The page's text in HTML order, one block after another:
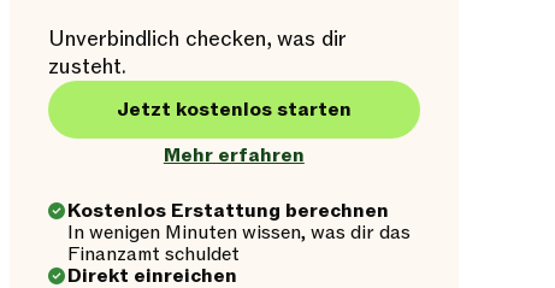
Unverbindlich checken, was dir
zusteht.
Jetzt kostenlos starten
Mehr erfahren
Kostenlos Erstattung berechnen
In wenigen Minuten wissen, was dir das
Finanzamt schuldet
Direkt einreichen